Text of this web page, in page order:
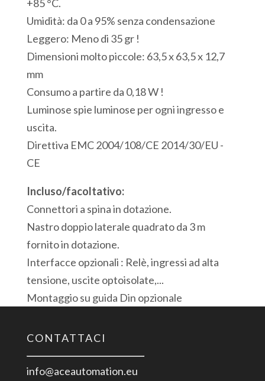
+85 °C.
Umidità: da 0 a 95% senza condensazione
Leggero: Meno di 35 gr !
Dimensioni molto piccole: 63,5 x 63,5 x 12,7
mm
Consumo a partire da 0,18 W !
Luminose spie luminose per ogni ingresso e
uscita.
Direttiva EMC 2004/108/CE 2014/30/EU -
CE
Incluso/facoltativo:
Connettori a spina in dotazione.
Nastro doppio laterale quadrato da 3 m
fornito in dotazione.
Interfacce opzionali : Relè, ingressi ad alta
tensione, uscite optoisolate,...
Montaggio su guida Din opzionale
CONTATTACI
info@aceautomation.eu